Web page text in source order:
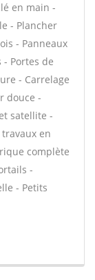
en main -
- Plancher
- Panneaux
Portes de
- Carrelage
douce -
satellite -
en
complète
-
- Petits